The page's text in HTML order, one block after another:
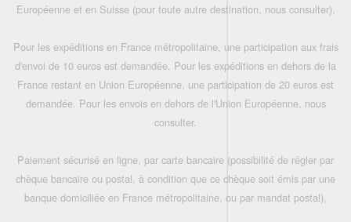
Européenne et en Suisse (pour toute autre destination, nous consulter),
Pour les expéditions en France métropolitaine, une participation aux frais
d'envoi de 10 euros est demandée. Pour les expéditions en dehors de la
France restant en Union Européenne, une participation de 20 euros est
demandée. Pour les envois en dehors de l'Union Européenne, nous
consulter.
Paiement sécurisé en ligne, par carte bancaire (possibilité de régler par
chèque bancaire ou postal, à condition que ce chèque soit émis par une
banque domiciliée en France métropolitaine, ou par mandat postal),